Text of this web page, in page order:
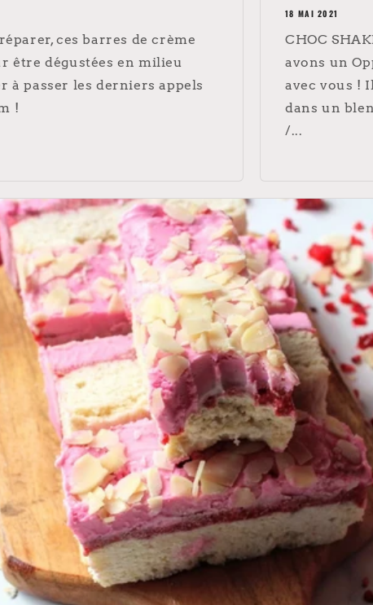
ces barres de crème
être dégustées en milieu
à passer les derniers appels
!
18 MAI 2021
CHOC
avons un
avec vous !
dans un
/...